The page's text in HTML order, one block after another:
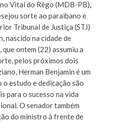
Vital do Rêgo (MDB-PB),
sorte ao paraibano e
Tribunal de Justiça (STJ)
nascido na cidade de
ontem (22) assumiu a
pelos próximos dois
Herman Benjamin é um
o estudo e dedicação são
para o sucesso na vida
O senador também
do ministro à frente de